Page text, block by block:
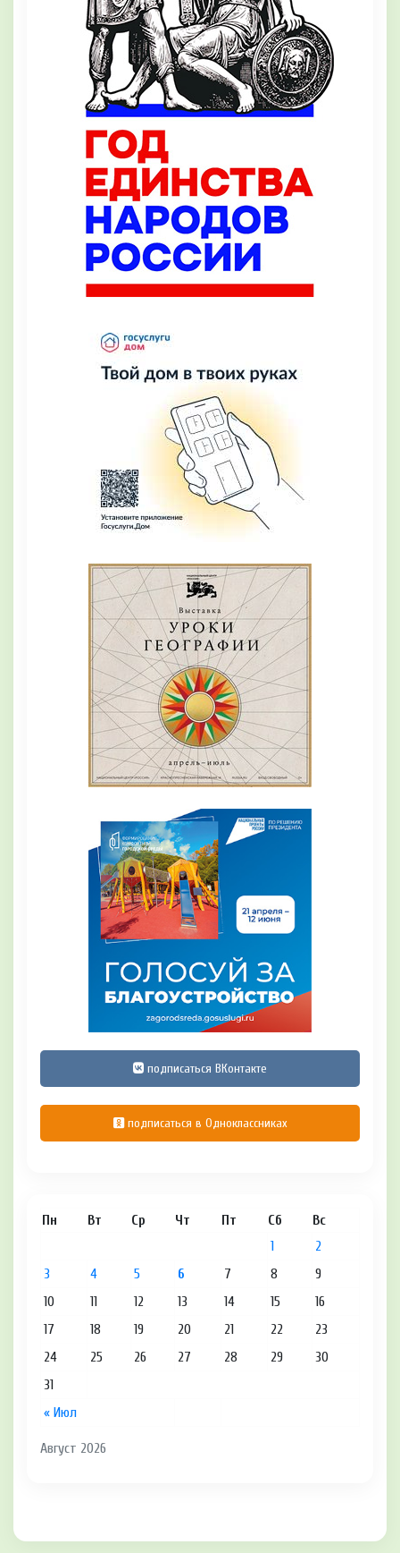
подписаться ВКонтакте
подписаться в Одноклассниках
Август 2026
Пн Вт Ср Чт Пт Сб Вс
« Июл
1
2
3
4 5 6 7 8
9
10
11 12 13 14 15
16
17
18 19 20 21 22
23
24
25 26 27 28 29
30
31